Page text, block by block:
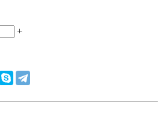
+